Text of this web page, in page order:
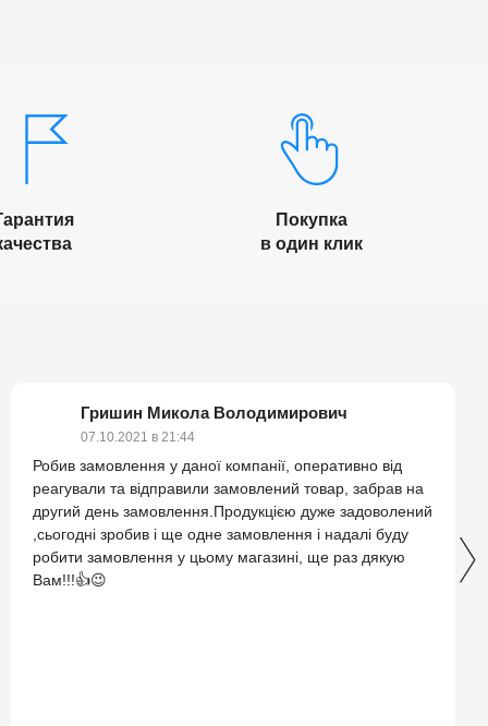
Покупка
в один клик
Гришин Микола Володимирович
07.10.2021 в 21:44
Робив замовлення у даної компанії, оперативно від
реагували та відправили замовлений товар, забрав на
другий день замовлення.Продукцією дуже задоволений
,сьогодні зробив і ще одне замовлення і надалі буду
робити замовлення у цьому магазині, ще раз дякую
Вам!!!👍😉